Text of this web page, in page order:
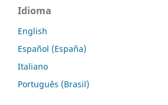
Idioma
English
Español (España)
Italiano
Português (Brasil)